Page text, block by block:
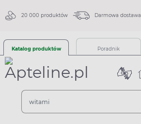
20 000 produktów Darmowa dostawa
Katalog produktów Poradnik